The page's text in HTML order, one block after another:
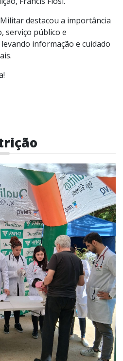
destacou a importância
serviço público e
informação e cuidado